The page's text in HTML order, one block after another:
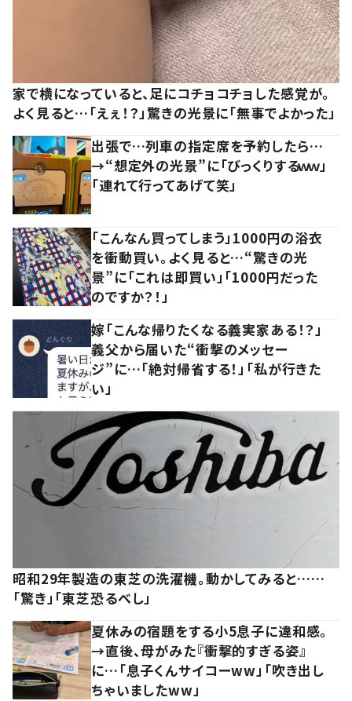
家で横になっていると、足にコチョコチョした感覚が。
よく見ると…「えぇ！？」驚きの光景に「無事でよかった」
出張で…列車の指定席を予約したら…
→“想定外の光景”に「びっくりするｗｗ」
「連れて行ってあげて笑」
「こんなん買ってしまう」1000円の浴衣
を衝動買い。よく見ると…“驚きの光
景”に「これは即買い」「1000円だった
のですか？！」
嫁「こんな帰りたくなる義実家ある！？」
義父から届いた“衝撃のメッセー
ジ”に…「絶対帰省する！」「私が行きた
い」
昭和29年製造の東芝の洗濯機。動かしてみると……
「驚き」「東芝恐るべし」
夏休みの宿題をする小5息子に違和感。
→直後、母がみた『衝撃的すぎる姿』
に…「息子くんサイコーww」「吹き出し
ちゃいましたww」